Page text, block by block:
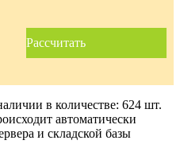
Рассчитать
в количестве: 624 шт.
автоматически
и складской базы